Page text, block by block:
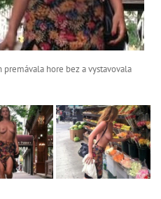
hore bez a vystavovala